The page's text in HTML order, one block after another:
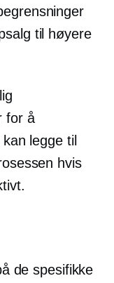
til høyere
for å
legge til
hvis
de spesifikke